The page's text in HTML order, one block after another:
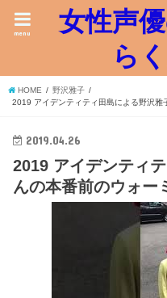
女性声
ら
menu
HOME
野沢雅子
2019 アイデンティティ田島による野沢
2019.04.26
2019 アイデンティ
んの本番前のウォー